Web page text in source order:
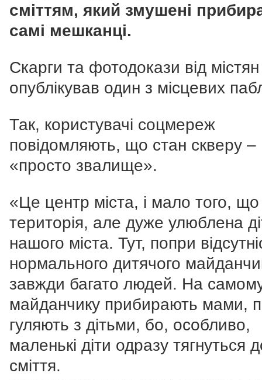
сміттям, який змушені
самі мешканці.
Скарги та фотодокази від містян
опублікував один з місцевих
Так, користувачі соцмереж
повідомляють, що стан скверу –
«просто звалище».
«Це центр міста, і мало того, що
територія, але дуже улюблена
нашого міста. Тут, попри
нормального дитячого
завжди багато людей. На
майданчику прибирають мами,
гуляють з дітьми, бо, особливо,
маленькі діти одразу тягнуться
сміття.